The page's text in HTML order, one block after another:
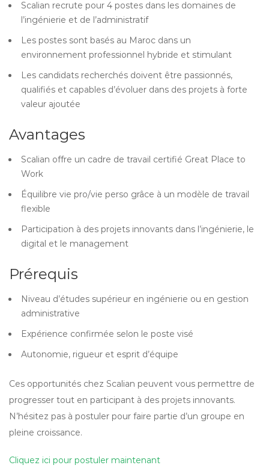
Scalian recrute pour 4 postes dans les domaines de
l’ingénierie et de l’administratif
Les postes sont basés au Maroc dans un
environnement professionnel hybride et stimulant
Les candidats recherchés doivent être passionnés,
qualifiés et capables d’évoluer dans des projets à forte
valeur ajoutée
Avantages
Scalian offre un cadre de travail certifié Great Place to
Work
Équilibre vie pro/vie perso grâce à un modèle de travail
flexible
Participation à des projets innovants dans l’ingénierie, le
digital et le management
Prérequis
Niveau d’études supérieur en ingénierie ou en gestion
administrative
Expérience confirmée selon le poste visé
Autonomie, rigueur et esprit d’équipe
Ces opportunités chez Scalian peuvent vous permettre de
progresser tout en participant à des projets innovants.
N’hésitez pas à postuler pour faire partie d’un groupe en
pleine croissance.
Cliquez ici pour postuler maintenant